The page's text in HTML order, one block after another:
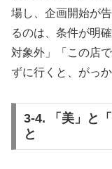
場し、企画開始が
るのは、条件が明
対象外」「この店
ずに行くと、がっ
3-4. 「美」と
と